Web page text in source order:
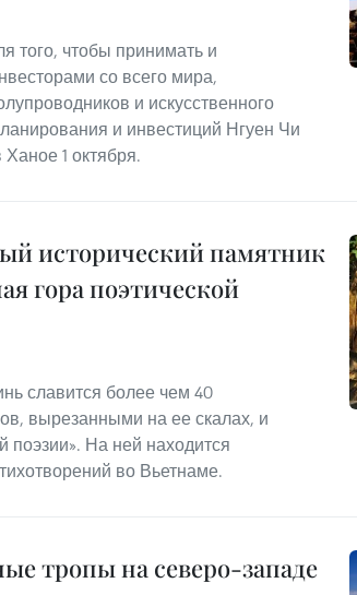
того, чтобы принимать и
со всего мира,
и искусственного
и инвестиций Нгуен Чи
1 октября.
исторический памятник
гора поэтической
славится более чем 40
вырезанными на ее скалах, и
поэзии». На ней находится
во Вьетнаме.
тропы на северо-западе